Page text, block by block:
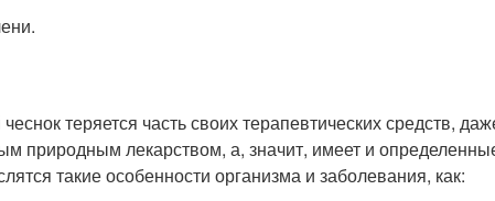
теряется часть своих терапевтических средств,
природным лекарством, а, значит, имеет и
такие особенности организма и заболевания, как: